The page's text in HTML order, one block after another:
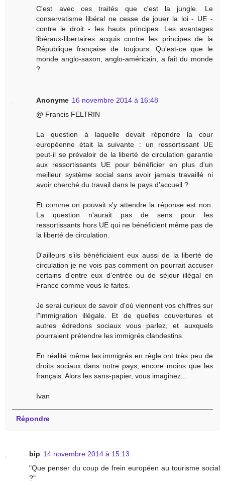
C'est avec ces traités que c'est la jungle. Le
conservatisme libéral ne cesse de jouer la loi - UE -
contre le droit - les hauts principes. Les avantages
libéraux-libertaires acquis contre les principes de la
République française de toujours. Qu'est-ce que le
monde anglo-saxon, anglo-américain, a fait du monde
?
Anonyme 16 novembre 2014 à 16:48
@ Francis FELTRIN
La question à laquelle devait répondre la cour
européenne était la suivante : un ressortissant UE
peut-il se prévaloir de la liberté de circulation garantie
aux ressortissants UE pour bénéficier en plus d'un
meilleur système social sans avoir jamais travaillé ni
avoir cherché du travail dans le pays d'accueil ?
Et comme on pouvait s'y attendre la réponse est non.
La question n'aurait pas de sens pour les
ressortissants hors UE qui ne bénéficient même pas de
la liberté de circulation.
D'ailleurs s’ils bénéficiaient eux aussi de la liberté de
circulation je ne vois pas comment on pourrait accuser
certains d'entre eux d'entrée ou de séjour illégal en
France comme vous le faites.
Je serai curieux de savoir d'où viennent vos chiffres sur
l"immigration illégale. Et de quelles couvertures et
autres édredons sociaux vous parlez, et auxquels
pourraient prétendre les immigrés clandestins.
En réalité même les immigrés en règle ont très peu de
droits sociaux dans notre pays, encore moins que les
français. Alors les sans-papier, vous imaginez...
Ivan
Répondre
bip 14 novembre 2014 à 15:13
"Que penser du coup de frein européen au tourisme social
?"